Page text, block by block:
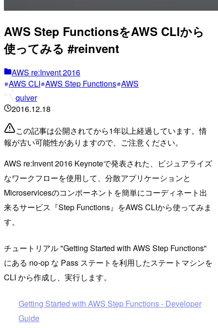
AWS Step FunctionsをAWS CLIから
使ってみる #reinvent
AWS re:Invent 2016
AWS CLI AWS Step Functions AWS
quiver
2016.12.18
この記事は公開されてから1年以上経過しています。情
報が古い可能性がありますので、ご注意ください。
AWS re:Invent 2016 Keynoteで発表された、ビジュアライズ
なワークフローを使用して、分散アプリケーションと
Microservicesのコンポーネントを簡単にコーディネート出
来るサービス『Step Functions』をAWS CLIから使ってみま
す。
チュートリアル "Getting Started with AWS Step Functions"
にある no-op な Pass ステートを利用したステートマシンを
CLI から作成し、実行します。
Getting Started with AWS Step Functions - Developer
Guide